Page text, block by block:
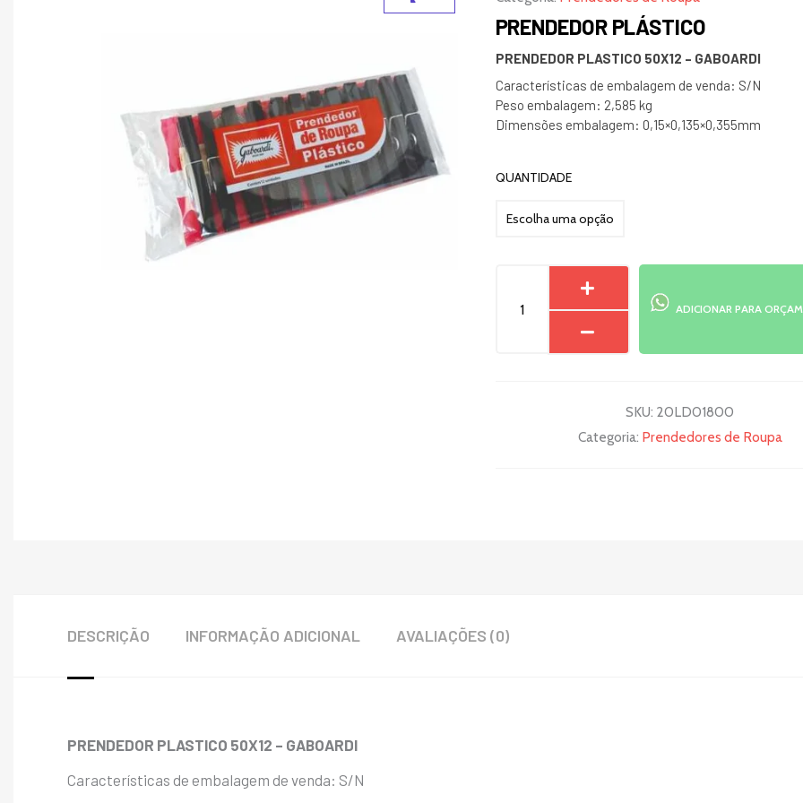
PRENDEDOR PLÁSTICO
PRENDEDOR PLASTICO 50X12 – GABOARDI
Características de embalagem de venda: S/N
Peso embalagem: 2,585 kg
Dimensões embalagem: 0,15×0,135×0,355mm
QUANTIDADE
PRENDEDOR
ADICIONAR PARA
SKU: 20LD01800
Categoria: Prendedores de Roupa
DESCRIÇÃO INFORMAÇÃO ADICIONAL AVALIAÇÕES (0)
PRENDEDOR PLASTICO 50X12 – GABOARDI
Características de embalagem de venda: S/N